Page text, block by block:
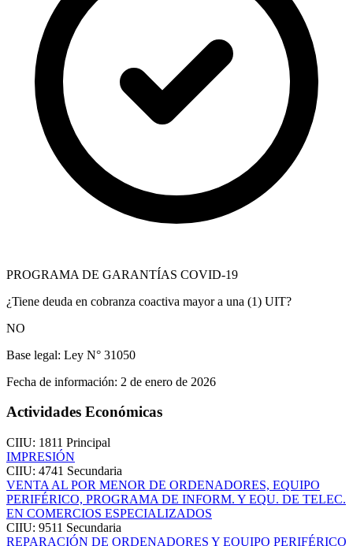
PROGRAMA DE GARANTÍAS COVID-19
¿Tiene deuda en cobranza coactiva mayor a una (1) UIT?
NO
Base legal: Ley N° 31050
Fecha de información: 2 de enero de 2026
Actividades Económicas
CIIU: 1811 Principal
IMPRESIÓN
CIIU: 4741 Secundaria
VENTA AL POR MENOR DE ORDENADORES, EQUIPO
PERIFÉRICO, PROGRAMA DE INFORM. Y EQU. DE TELEC.
EN COMERCIOS ESPECIALIZADOS
CIIU: 9511 Secundaria
REPARACIÓN DE ORDENADORES Y EQUIPO PERIFÉRICO